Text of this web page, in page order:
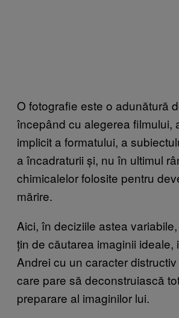
O fotografie este o adunătură
începând cu alegerea filmului,
implicit a formatului, a
a încadraturii și, nu în ultimul
chimicalelor folosite pentru
mărire.
Aici, în deciziile astea
țin de căutarea imaginii ideale,
Andrei cu un caracter
care pare să deconstruiască
preparare al imaginilor lui.